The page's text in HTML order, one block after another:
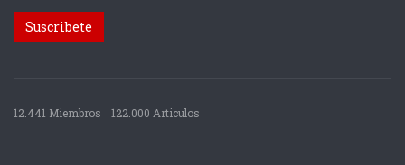
12.441 Miembros 122.000 Articulos